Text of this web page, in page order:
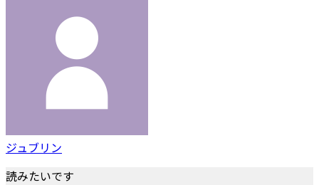
ジュブリン
読みたいです